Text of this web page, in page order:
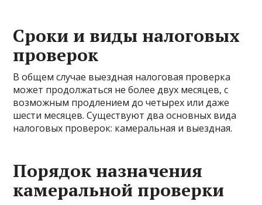
Сроки и виды налоговых
проверок
В общем случае выездная налоговая проверка
может продолжаться не более двух месяцев, с
возможным продлением до четырех или даже
шести месяцев. Существуют два основных вида
налоговых проверок: камеральная и выездная.
Порядок назначения
камеральной проверки